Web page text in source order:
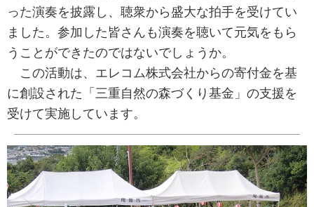
った演奏を披露し、聴衆から盛大な拍手を受けてい
ました。参加した皆さんも演奏を聴いて元気をもら
うことができたのではないでしょうか。
この活動は、エレコム株式会社からの寄付金を基
に創設された「三重自然の森づくり基金」の支援を
受けて実施しています。